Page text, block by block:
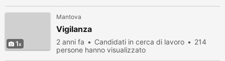
1
Mantova
Vigilanza
2 anni fa Candidati in cerca di lavoro
214
persone hanno visualizzato